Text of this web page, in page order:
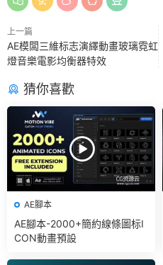
上一篇
AE模闆三維标志演繹動畫玻璃霓虹
燈音樂電影均衡器特效
猜你喜歡
AE腳本
AE腳本-2000+簡約線條圖标I
CON動畫預設